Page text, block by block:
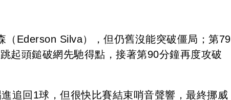
Ederson Silva），但仍舊沒能突破僵局；第79
起頭鎚破網先馳得點，接著第90分鐘再度攻破
追回1球，但很快比賽結束哨音聲響，最終挪威